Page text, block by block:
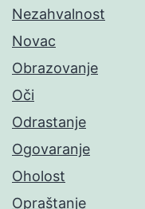
Nezahvalnost
Novac
Obrazovanje
Oči
Odrastanje
Ogovaranje
Oholost
Opraštanje